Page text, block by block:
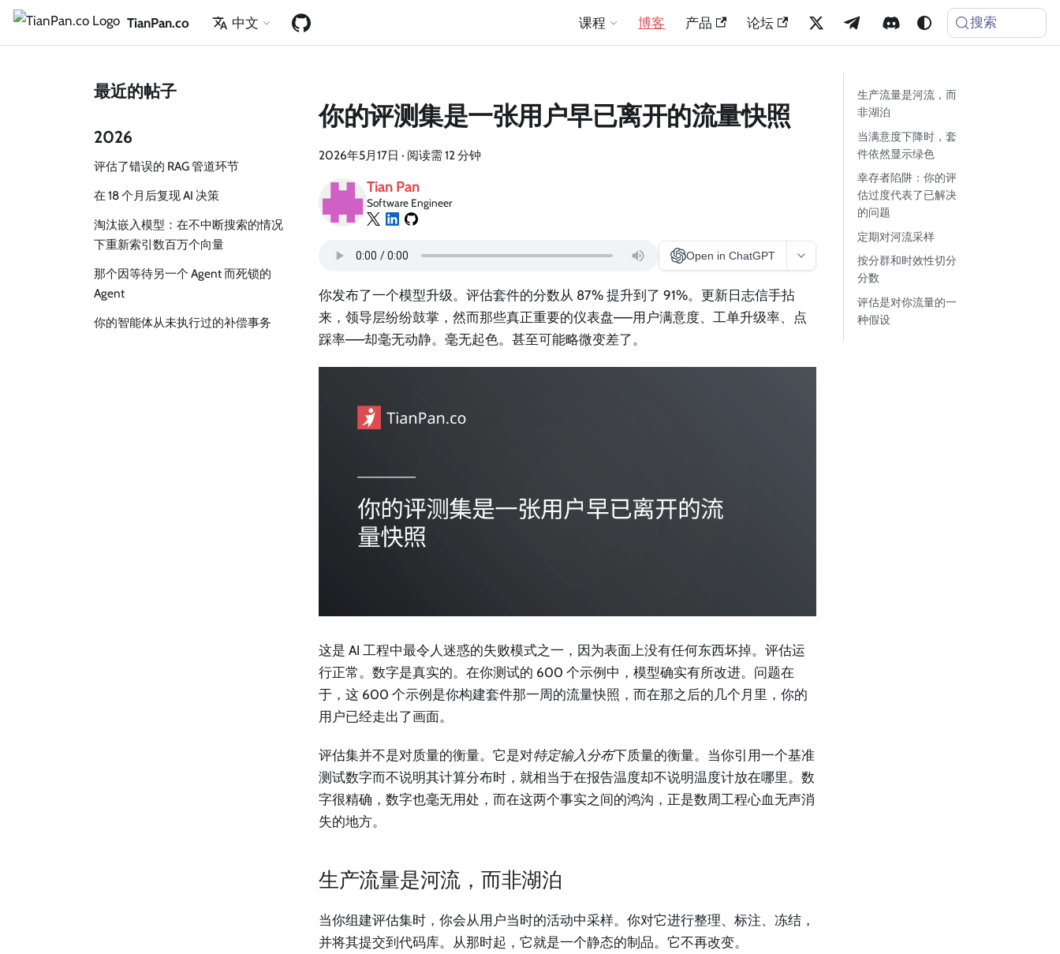
TianPan.co 中文 课程 博客 产品 论坛 搜索
最近的帖子
2026
评估了错误的 RAG 管道环节
在 18 个月后复现 AI 决策
淘汰嵌入模型：在不中断搜索的情况
下重新索引数百万个向量
那个因等待另一个 Agent 而死锁的
Agent
你的智能体从未执行过的补偿事务
你的评测集是一张用户早已离开的流量快照
2026年5月17日 · 阅读需 12 分钟
Tian Pan
Software Engineer
Open in ChatGPT
你发布了一个模型升级。评估套件的分数从 87% 提升到了 91%。更新日志信手拈
来，领导层纷纷鼓掌，然而那些真正重要的仪表盘——用户满意度、工单升级率、点
踩率——却毫无动静。毫无起色。甚至可能略微变差了。
这是 AI 工程中最令人迷惑的失败模式之一，因为表面上没有任何东西坏掉。评估运
行正常。数字是真实的。在你测试的 600 个示例中，模型确实有所改进。问题在
于，这 600 个示例是你构建套件那一周的流量快照，而在那之后的几个月里，你的
用户已经走出了画面。
评估集并不是对质量的衡量。它是对特定输入分布下质量的衡量。当你引用一个基准
测试数字而不说明其计算分布时，就相当于在报告温度却不说明温度计放在哪里。数
字很精确，数字也毫无用处，而在这两个事实之间的鸿沟，正是数周工程心血无声消
失的地方。
生产流量是河流，而非湖泊
当你组建评估集时，你会从用户当时的活动中采样。你对它进行整理、标注、冻结，
并将其提交到代码库。从那时起，它就是一个静态的制品。它不再改变。
生产流量是河流，而
非湖泊
当满意度下降时，套
件依然显示绿色
幸存者陷阱：你的评
估过度代表了已解决
的问题
定期对河流采样
按分群和时效性切分
分数
评估是对你流量的一
种假设